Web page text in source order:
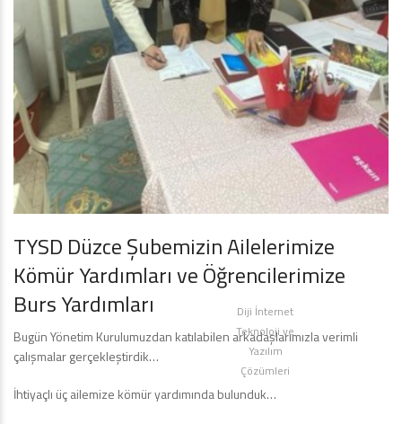
TYSD Düzce Şubemizin Ailelerimize
Kömür Yardımları ve Öğrencilerimize
Burs Yardımları
Bugün Yönetim Kurulumuzdan katılabilen arkadaşlarımızla verimli
çalışmalar gerçekleştirdik…
İhtiyaçlı üç ailemize kömür yardımında bulunduk…
Diji İnternet
Teknoloji ve
Yazılım
Çözümleri